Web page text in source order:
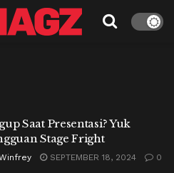
Saat Presentasi? Yuk
Stage Fright
SEPTEMBER 18, 2024 0